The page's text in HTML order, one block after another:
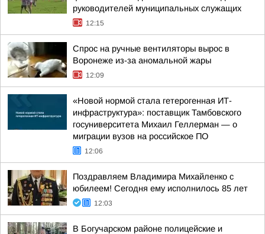
руководителей муниципальных служащих
12:15
Спрос на ручные вентиляторы вырос в
Воронеже из-за аномальной жары
12:09
«Новой нормой стала гетерогенная ИТ-
инфраструктура»: поставщик Тамбовского
госуниверситета Михаил Геллерман — о
миграции вузов на российское ПО
12:06
Поздравляем Владимира Михайленко с
юбилеем! Сегодня ему исполнилось 85 лет
12:03
В Богучарском районе полицейские и